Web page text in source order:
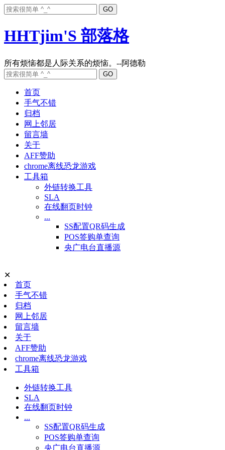
HHTjim'S 部落格
首页
手气不错
归档
网上邻居
留言墙
关于
AFF赞助
chrome离线恐龙游戏
工具箱
外链转换工具
SLA
在线翻页时钟
...
SS配置QR码生成
POS签购单查询
央广电台直播源
✕
首页
手气不错
归档
网上邻居
留言墙
关于
AFF赞助
chrome离线恐龙游戏
工具箱
外链转换工具
SLA
在线翻页时钟
...
SS配置QR码生成
POS签购单查询
央广电台直播源